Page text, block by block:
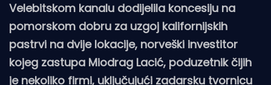
Velebitskom kanalu dodijelila koncesiju na
pomorskom dobru za uzgoj kalifornijskih
pastrvi na dvije lokacije, norveški investitor
kojeg zastupa Miodrag Lacić, poduzetnik čijih
je nekoliko firmi, uključujući zadarsku tvornicu